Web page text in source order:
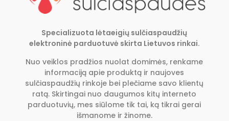
Specializuota lėtaeigių sulčiaspaudžių
elektroninė parduotuvė skirta Lietuvos rinkai.
Nuo veiklos pradžios nuolat domimės, renkame
informaciją apie produktą ir naujoves
sulčiaspaudžių rinkoje bei plečiame savo klientų
ratą. Skirtingai nuo daugumos kitų interneto
parduotuvių, mes siūlome tik tai, ką tikrai gerai
išmanome ir žinome.